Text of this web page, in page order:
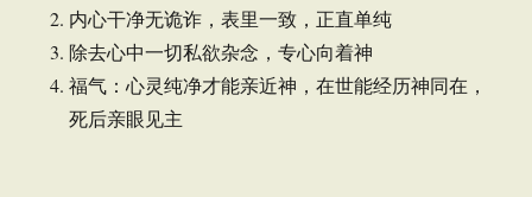
内心干净无诡诈，表里一致，正直单纯
除去心中一切私欲杂念，专心向着神
福气：心灵纯净才能亲近神，在世能经历神同在，
死后亲眼见主